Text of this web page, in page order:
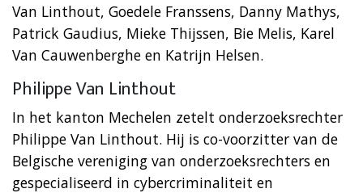
Van Linthout, Goedele Franssens, Danny Mathys,
Patrick Gaudius, Mieke Thijssen, Bie Melis, Karel
Van Cauwenberghe en Katrijn Helsen.
Philippe Van Linthout
In het kanton Mechelen zetelt onderzoeksrechter
Philippe Van Linthout. Hij is co-voorzitter van de
Belgische vereniging van onderzoeksrechters en
gespecialiseerd in cybercriminaliteit en